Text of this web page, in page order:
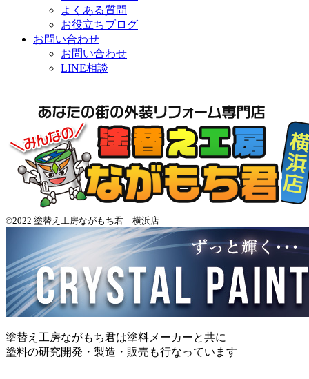
よくある質問
お役立ちブログ
お問い合わせ
お問い合わせ
LINE相談
©2022 塗替え工房ながもち君 横浜店
塗替え工房ながもち君は塗料メーカーと共に
塗料の研究開発・製造・販売も行なっています